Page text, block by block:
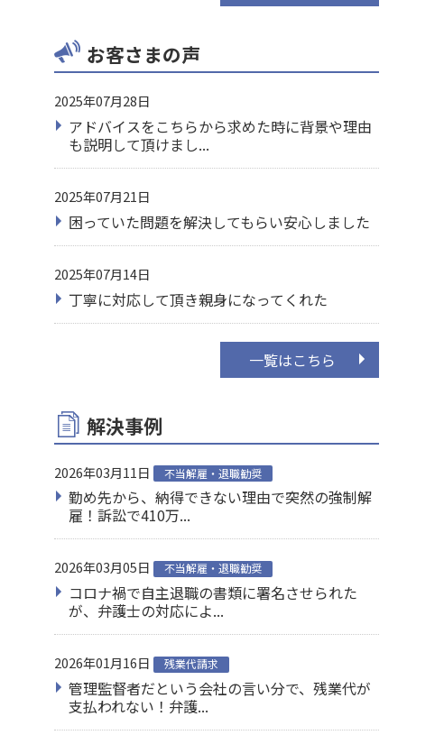
お客さまの声
2025年07月28日
アドバイスをこちらから求めた時に背景や理由
も説明して頂けまし...
2025年07月21日
困っていた問題を解決してもらい安心しました
2025年07月14日
丁寧に対応して頂き親身になってくれた
一覧はこちら
解決事例
2026年03月11日 不当解雇・退職勧奨
勤め先から、納得できない理由で突然の強制解
雇！訴訟で410万...
2026年03月05日 不当解雇・退職勧奨
コロナ禍で自主退職の書類に署名させられた
が、弁護士の対応によ...
2026年01月16日 残業代請求
管理監督者だという会社の言い分で、残業代が
支払われない！弁護...